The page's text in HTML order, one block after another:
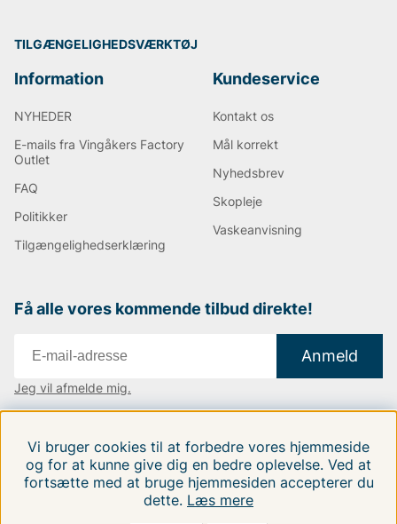
FILTRERA EFTER SORTER EFTER:
TILGÆNGELIGHEDSVÆRKTØJ
Information
NYHEDER
E-mails fra Vingåkers Factory
Outlet
FAQ
Politikker
Tilgængelighedserklæring
Kundeservice
Kontakt os
Mål korrekt
Nyhedsbrev
Skopleje
Vaskeanvisning
Få alle vores kommende tilbud direkte!
Anmeld
Jeg vil afmelde mig.
Følg os på vores sociale medier.
Vi bruger cookies til at forbedre vores hjemmeside
og for at kunne give dig en bedre oplevelse. Ved at
fortsætte med at bruge hjemmesiden accepterer du
dette. Læs mere